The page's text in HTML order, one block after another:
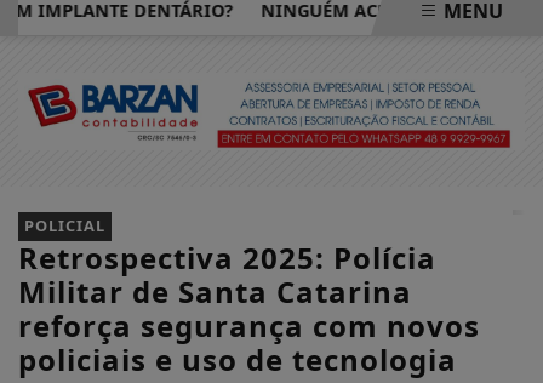
DENTÁRIO? NINGUÉM ACERTA MEGA-SENA;
MENU
POLICIAL
Retrospectiva 2025: Polícia
Militar de Santa Catarina
reforça segurança com novos
policiais e uso de tecnologia